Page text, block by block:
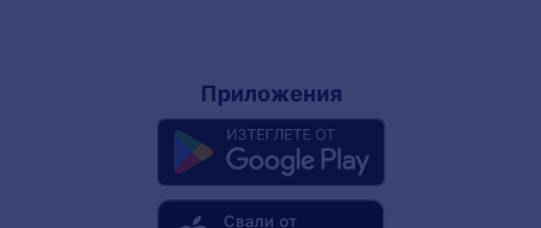
Приложения